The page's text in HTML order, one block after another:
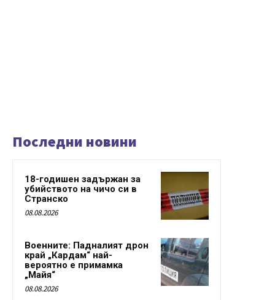
Последни новини
18-годишен задържан за
убийството на чичо си в
Странско
08.08.2026
Военните: Падналият дрон
край „Кардам“ най-
вероятно е примамка
„Майя“
08.08.2026